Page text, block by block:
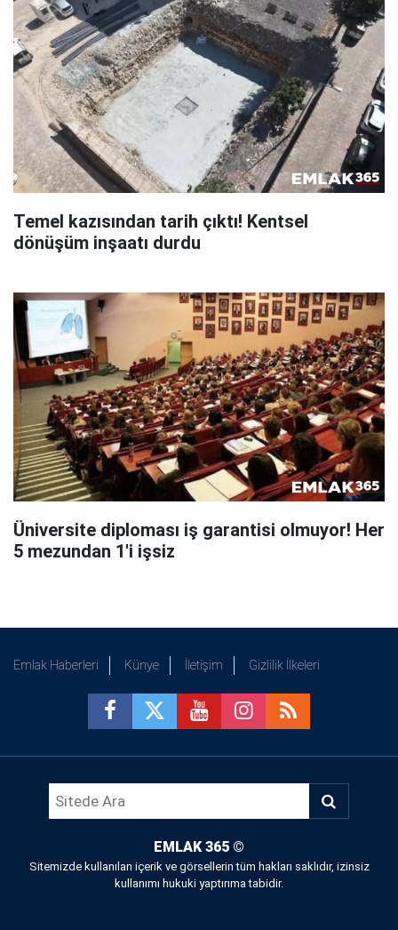
Temel kazısından tarih çıktı! Kentsel
dönüşüm inşaatı durdu
Üniversite diploması iş garantisi olmuyor! Her
5 mezundan 1'i işsiz
Emlak Haberleri Künye İletişim Gizlilik İlkeleri
EMLAK 365 ©
Sitemizde kullanılan içerik ve görsellerin tüm hakları saklıdır, izinsiz
kullanımı hukuki yaptırıma tabidir.